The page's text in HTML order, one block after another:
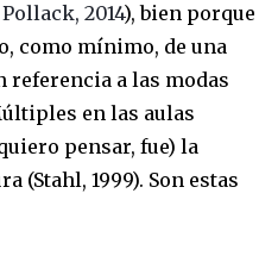
2014), bien porque
como mínimo, de una
referencia a las modas
en las aulas
pensar, fue) la
(Stahl, 1999). Son estas